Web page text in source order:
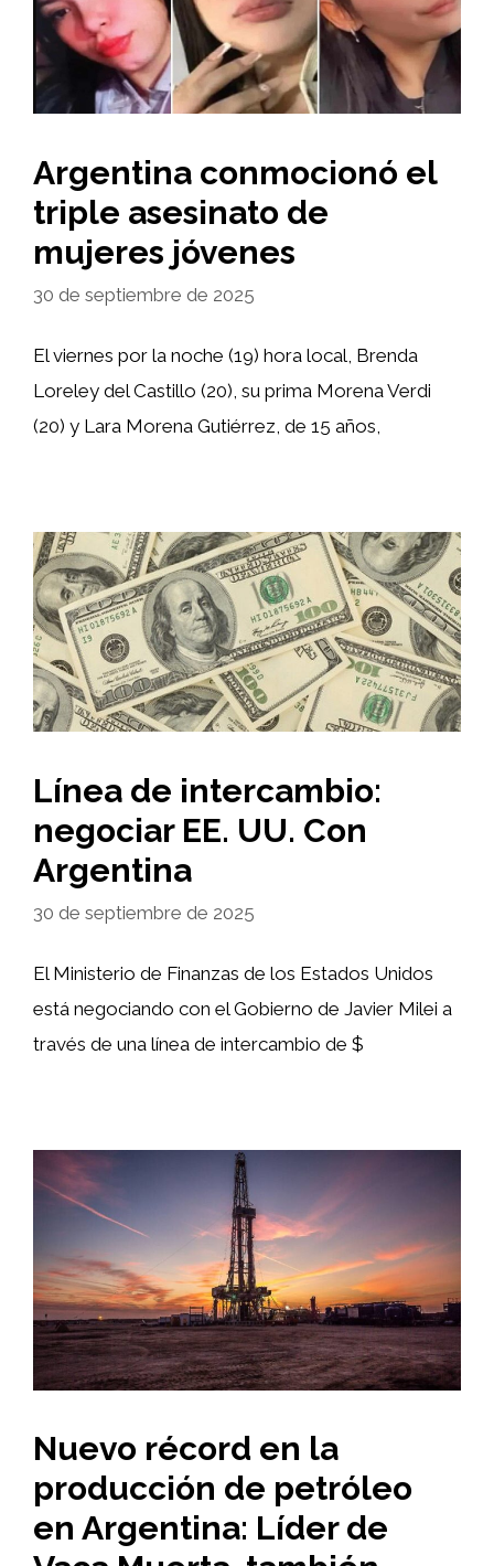
Argentina conmocionó el
triple asesinato de
mujeres jóvenes
30 de septiembre de 2025
El viernes por la noche (19) hora local, Brenda
Loreley del Castillo (20), su prima Morena Verdi
(20) y Lara Morena Gutiérrez, de 15 años,
Línea de intercambio:
negociar EE. UU. Con
Argentina
30 de septiembre de 2025
El Ministerio de Finanzas de los Estados Unidos
está negociando con el Gobierno de Javier Milei a
través de una línea de intercambio de $
Nuevo récord en la
producción de petróleo
en Argentina: Líder de